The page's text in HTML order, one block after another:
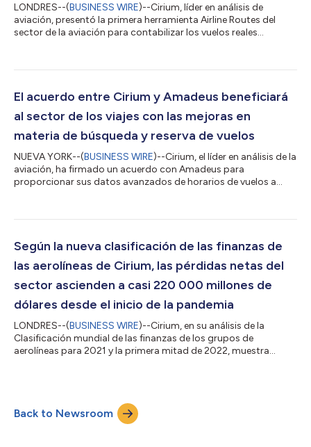
LONDRES--(BUSINESS WIRE)--Cirium, líder en análisis de
aviación, presentó la primera herramienta Airline Routes del
sector de la aviación para contabilizar los vuelos reales
seguimiento de vuelos por satélite y fusionándolo con datos
Routes forma parte de Ascend Profiles, una herramienta visual
El acuerdo entre Cirium y Amadeus beneficiará
al sector de los viajes con las mejoras en
materia de búsqueda y reserva de vuelos
NUEVA YORK--(BUSINESS WIRE)--Cirium, el líder en análisis de la
aviación, ha firmado un acuerdo con Amadeus para
proporcionar sus datos avanzados de horarios de vuelos a
vuelos. Para Amadeus, uno de los líderes tecnológicos del
puntuales que permitan ofrecer información de alta calidad a
los clientes. Gracias a este nuevo...
Según la nueva clasificación de las finanzas de
las aerolíneas de Cirium, las pérdidas netas del
sector ascienden a casi 220 000 millones de
dólares desde el inicio de la pandemia
LONDRES--(BUSINESS WIRE)--Cirium, en su análisis de la
Clasificación mundial de las finanzas de los grupos de
aerolíneas para 2021 y la primera mitad de 2022, muestra
pandemia. La magnitud de los daños causados por la
pandemia se pone de manifiesto en las últimas clasificaciones
de aerolíneas de Cirium. Los ingreso...
Back to Newsroom